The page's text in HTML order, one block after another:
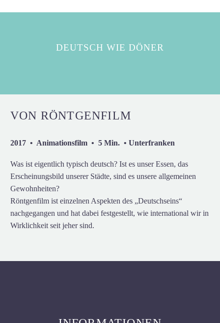
DEUTSCH WIE DÖNER
VON RÖNTGENFILM
2017 • Animationsfilm • 5 Min. • Unterfranken
Was ist eigentlich typisch deutsch? Ist es unser Essen, das
Erscheinungsbild unserer Städte, sind es unsere allgemeinen
Gewohnheiten?
Röntgenfilm ist einzelnen Aspekten des „Deutschseins“
nachgegangen und hat dabei festgestellt, wie international wir in
Wirklichkeit seit jeher sind.